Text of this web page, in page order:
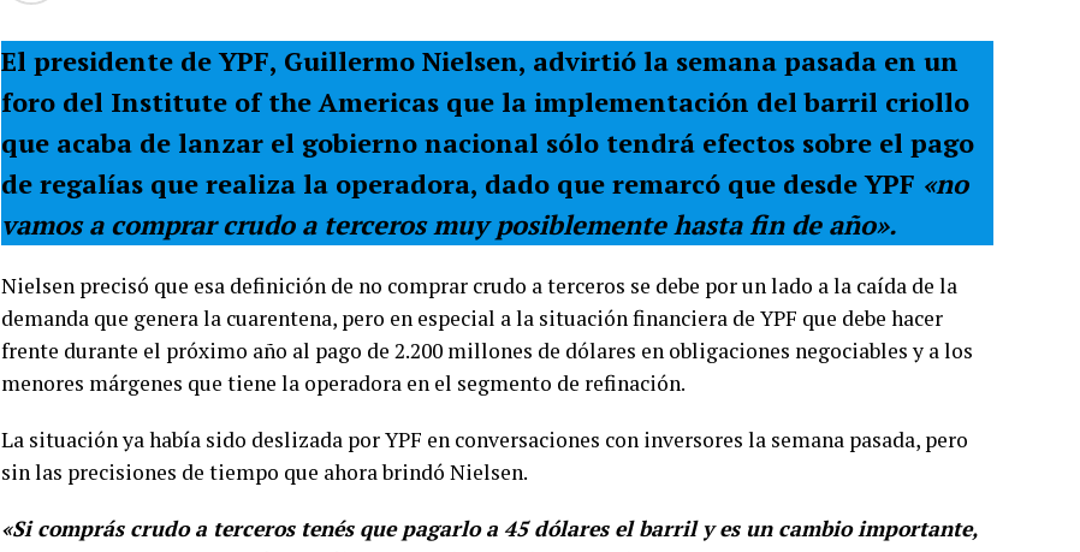
El presidente de YPF, Guillermo Nielsen, advirtió la semana pasada en un
foro del Institute of the Americas que la implementación del barril criollo
que acaba de lanzar el gobierno nacional sólo tendrá efectos sobre el pago
de regalías que realiza la operadora, dado que remarcó que desde YPF «no
vamos a comprar crudo a terceros muy posiblemente hasta fin de año».
Nielsen precisó que esa definición de no comprar crudo a terceros se debe por un lado a la caída de la
demanda que genera la cuarentena, pero en especial a la situación financiera de YPF que debe hacer
frente durante el próximo año al pago de 2.200 millones de dólares en obligaciones negociables y a los
menores márgenes que tiene la operadora en el segmento de refinación.
La situación ya había sido deslizada por YPF en conversaciones con inversores la semana pasada, pero
sin las precisiones de tiempo que ahora brindó Nielsen.
«Si comprás crudo a terceros tenés que pagarlo a 45 dólares el barril y es un cambio importante,